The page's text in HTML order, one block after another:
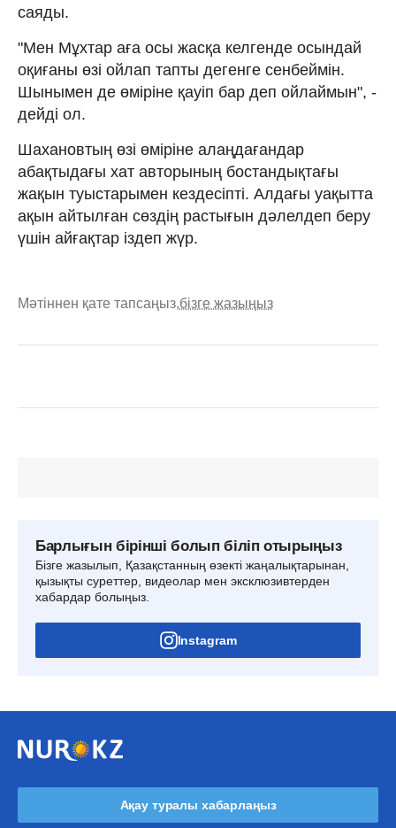
саяды.
"Мен Мұхтар аға осы жасқа келгенде осындай
оқиғаны өзі ойлап тапты дегенге сенбеймін.
Шынымен де өміріне қауіп бар деп ойлаймын", -
дейді ол.
Шахановтың өзі өміріне алаңдағандар
абақтыдағы хат авторының бостандықтағы
жақын туыстарымен кездесіпті. Алдағы уақытта
ақын айтылған сөздің растығын дәлелдеп беру
үшін айғақтар іздеп жүр.
Мәтіннен қате тапсаңыз,бізге жазыңыз
Барлығын бірінші болып біліп отырыңыз
Бізге жазылып, Қазақстанның өзекті жаңалықтарынан,
қызықты суреттер, видеолар мен эксклюзивтерден
хабардар болыңыз.
Instagram
Ақау туралы хабарлаңыз